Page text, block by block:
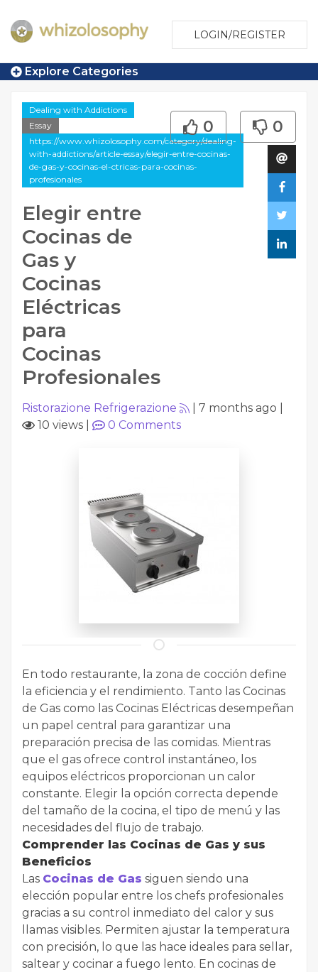
LOGIN/REGISTER
Explore Categories
Dealing with Addictions
Essay
https://www.whizolosophy.com/category/dealing-
with-addictions/article-essay/elegir-entre-cocinas-
de-gas-y-cocinas-el-ctricas-para-cocinas-
profesionales
Elegir entre
Cocinas de
Gas y
Cocinas
Eléctricas
para
Cocinas
Profesionales
0 0
Ristorazione Refrigerazione 7 months ago
10 views
0 Comments
En todo restaurante, la zona de cocción define
la eficiencia y el rendimiento. Tanto las Cocinas
de Gas como las Cocinas Eléctricas desempeñan
un papel central para garantizar una
preparación precisa de las comidas. Mientras
que el gas ofrece control instantáneo, los
equipos eléctricos proporcionan un calor
constante. Elegir la opción correcta depende
del tamaño de la cocina, el tipo de menú y las
necesidades del flujo de trabajo.
Comprender las Cocinas de Gas y sus
Beneficios
Las Cocinas de Gas siguen siendo una
elección popular entre los chefs profesionales
gracias a su control inmediato del calor y sus
llamas visibles. Permiten ajustar la temperatura
con precisión, lo que las hace ideales para sellar,
saltear y cocinar a fuego lento. En cocinas de